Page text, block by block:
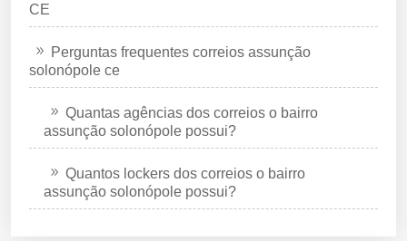
CE
Perguntas frequentes correios assunção
solonópole ce
Quantas agências dos correios o bairro
assunção solonópole possui?
Quantos lockers dos correios o bairro
assunção solonópole possui?